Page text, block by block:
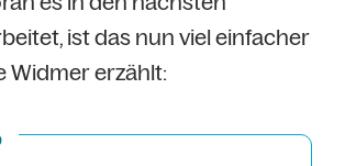
ist das nun viel einfacher
Widmer erzählt: